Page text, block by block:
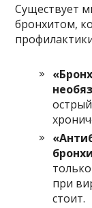
Существует
бронхитом,
при
стоит.